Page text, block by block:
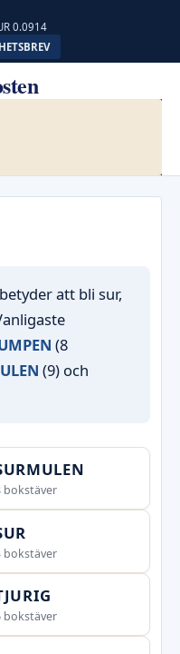
0.0914
att bli sur,
(8
(9) och
bokstäver
bokstäver
bokstäver